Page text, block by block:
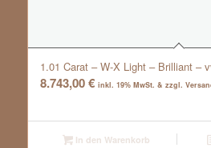
1.01 Carat – W-X Light – Brilliant –
8.743,00€ inkl. 19% MwSt. & zzgl.
In den Warenkorb